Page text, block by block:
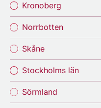
Kronoberg
Norrbotten
Skåne
Stockholms län
Sörmland